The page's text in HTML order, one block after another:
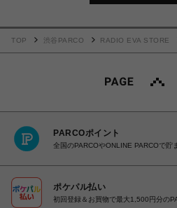
TOP 渋谷PARCO RADIO EVA STORE
PARCOポイント
全国のPARCOやONLINE PARCOで貯
ポケパル払い
初回登録＆お買物で最大1,500円分の